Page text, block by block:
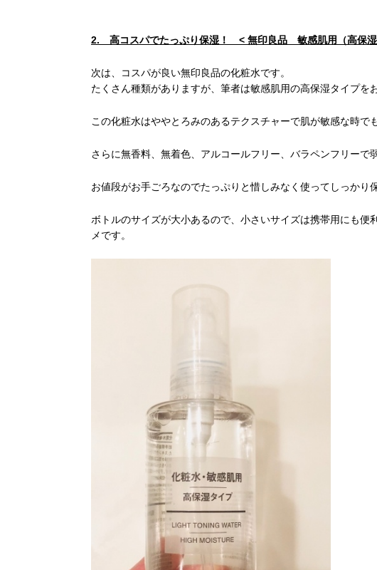
2. 高コスパでたっぷり保湿！ < 無印良品 敏感肌用（高保湿
次は、コスパが良い無印良品の化粧水です。
たくさん種類がありますが、筆者は敏感肌用の高保湿タイプを
この化粧水はややとろみのあるテクスチャーで肌が敏感な時で
さらに無香料、無着色、アルコールフリー、バラペンフリーで
お値段がお手ごろなのでたっぷりと惜しみなく使ってしっかり
ボトルのサイズが大小あるので、小さいサイズは携帯用にも便
メです。